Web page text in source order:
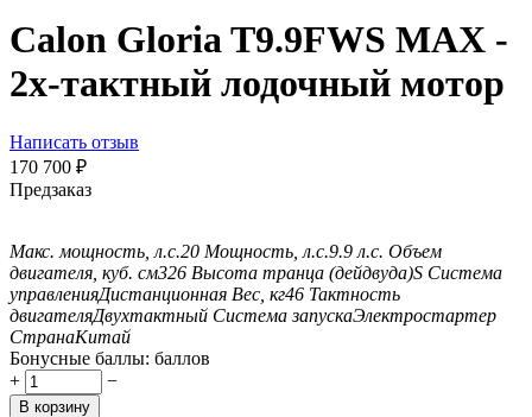
Calon Gloria T9.9FWS MAX -
2х-тактный лодочный мотор
Написать отзыв
170 700 ₽
Предзаказ
Макс. мощность, л.с.20 Мощность, л.с.9.9 л.с. Объем
двигателя, куб. см326 Высота транца (дейдвуда)S Система
управленияДистанционная Вес, кг46 Тактность
двигателяДвухтактный Система запускаЭлектростартер
СтранаКитай
Бонусные баллы: баллов
+
−
В корзину